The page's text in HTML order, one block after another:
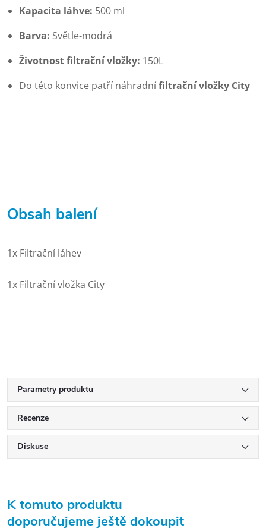
Kapacita láhve: 500 ml
Barva: Světle-modrá
Životnost filtrační vložky: 150L
Do této konvice patří náhradnífiltrační vložky City
Obsah balení
1x Filtrační láhev
1x Filtrační vložka City
Parametry produktu
Recenze
Diskuse
K tomuto produktu
doporučujeme ještě dokoupit